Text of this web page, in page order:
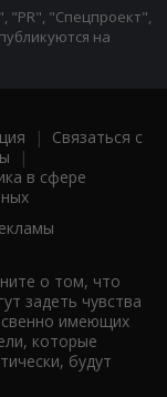
"PR", "Спецпроект",
на
| Связаться с
|
в сфере
о том, что
задеть чувства
имеющих
которые
будут